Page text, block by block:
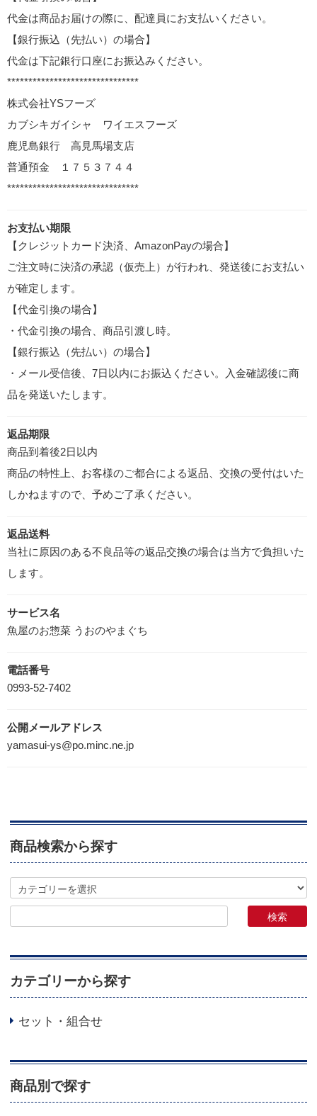
代金は商品お届けの際に、配達員にお支払いください。
【銀行振込（先払い）の場合】
代金は下記銀行口座にお振込みください。
*******************************
株式会社YSフーズ
カブシキガイシャ ワイエスフーズ
鹿児島銀行 高見馬場支店
普通預金 １７５３７４４
*******************************
お支払い期限
【クレジットカード決済、AmazonPayの場合】
ご注文時に決済の承認（仮売上）が行われ、発送後にお支払い
が確定します。
【代金引換の場合】
・代金引換の場合、商品引渡し時。
【銀行振込（先払い）の場合】
・メール受信後、7日以内にお振込ください。入金確認後に商
品を発送いたします。
返品期限
商品到着後2日以内
商品の特性上、お客様のご都合による返品、交換の受付はいた
しかねますので、予めご了承ください。
返品送料
当社に原因のある不良品等の返品交換の場合は当方で負担いた
します。
サービス名
魚屋のお惣菜 うおのやまぐち
電話番号
0993-52-7402
公開メールアドレス
yamasui-ys@po.minc.ne.jp
商品検索から探す
カテゴリーから探す
セット・組合せ
商品別で探す